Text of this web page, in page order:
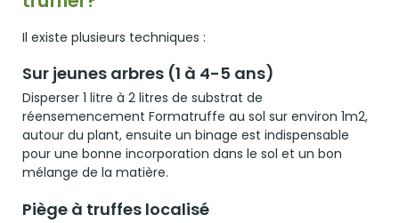
Il existe plusieurs techniques :
Sur jeunes arbres (1 à 4-5 ans)
Disperser 1 litre à 2 litres de substrat de
réensemencement Formatruffe au sol sur environ 1m2,
autour du plant, ensuite un binage est indispensable
pour une bonne incorporation dans le sol et un bon
mélange de la matière.
Piège à truffes localisé